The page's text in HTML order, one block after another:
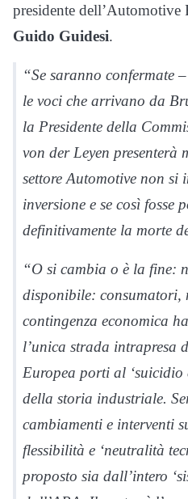
presidente
Guido Guidesi.
“Se saranno confermate
le voci che arrivano da
la Presidente della
von der Leyen presenterà
settore Automotive non si
inversione e se così fosse
definitivamente la morte
“O si cambia o è la fine:
disponibile: consumatori,
contingenza economica
l’unica strada intrapresa
Europea porti al ‘suicidio
della storia industriale.
cambiamenti e interventi
flessibilità e ‘neutralità
proposto sia dall’intero